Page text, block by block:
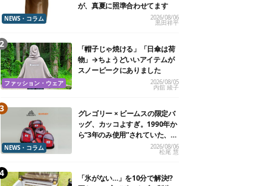
NEWS・コラム
が、真夏に照準合わせてます
2026/08/06
黒田祥平
ファッション・ウェア
「帽子じゃ焼ける」「日傘は荷
物」→ちょうどいいアイテムが
スノーピークにありました
2026/08/05
内舘 綾子
NEWS・コラム
グレゴリー × ビームスの限定バ
ッグ、カッコよすぎ。1990年か
ら“3年のみ使用”されていた、紫
2026/08/06
松尾 慧
「氷がない…」を10分で解決!?